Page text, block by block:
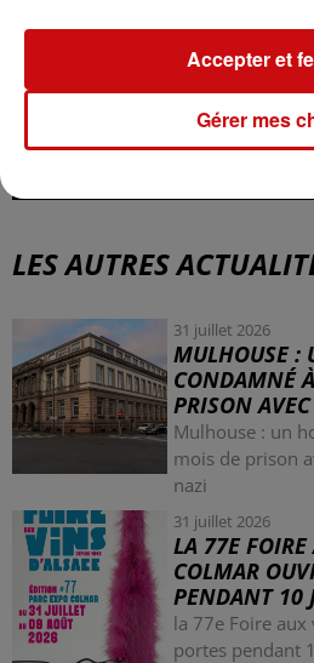
respectent ni piétons ni
LES AUTRES
31 juillet 2026
MULHOUSE :
CONDAMNÉ
PRISON
Mulhouse : un
mois de prison
nazi
31 juillet 2026
LA 77E
COLMAR
PENDANT 10
la 77e Foire
portes pendant
Gérer mes
Accepter et